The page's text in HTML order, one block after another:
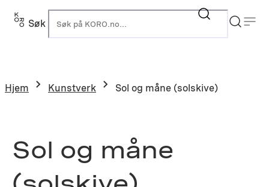
Hopp
Søk
Hjem Kunstverk Sol og måne (solskive)
Sol og måne